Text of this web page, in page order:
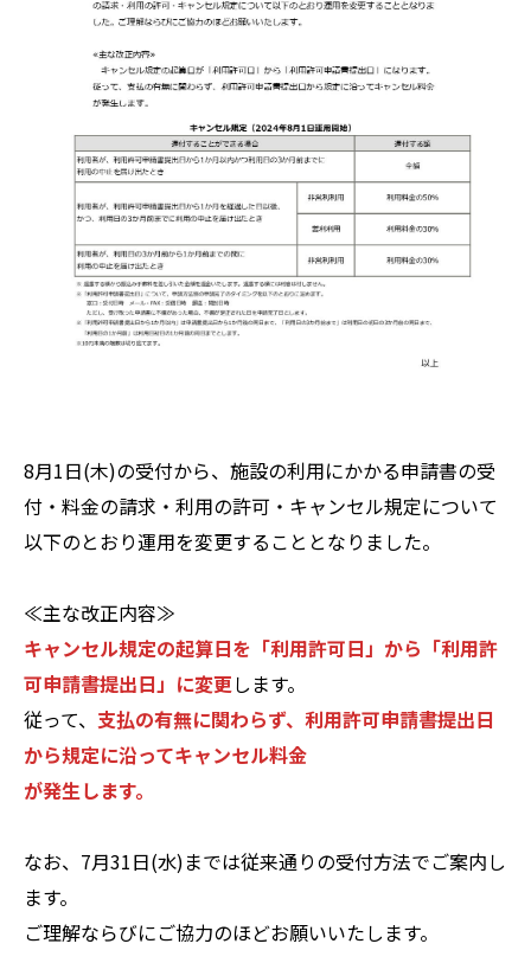
8月1日(木)の受付から、施設の利用にかかる申請書の受
付・料金の請求・利用の許可・キャンセル規定について
以下のとおり運用を変更することとなりました。
≪主な改正内容≫
キャンセル規定の起算日を「利用許可日」から「利用許
可申請書提出日」に変更します。
従って、 支払の有無に関わらず、利用許可申請書提出日
から規定に沿ってキャンセル料金
が発生します。
なお、7月31日(水)までは従来通りの受付方法でご案内し
ます。
ご理解ならびにご協力のほどお願いいたします。